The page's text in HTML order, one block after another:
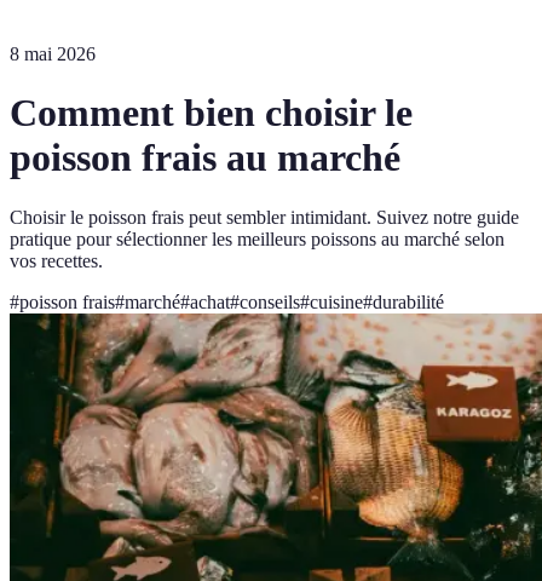
8 mai 2026
Comment bien choisir le
poisson frais au marché
Choisir le poisson frais peut sembler intimidant. Suivez notre guide
pratique pour sélectionner les meilleurs poissons au marché selon
vos recettes.
#poisson frais#marché#achat#conseils#cuisine#durabilité